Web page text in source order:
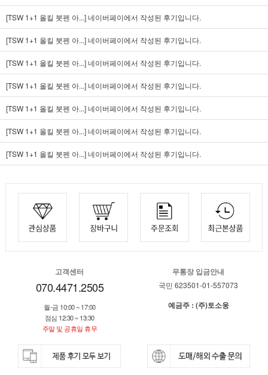
[TSW 1+1 올킬 붓펜 아...]네이버페이에서 작성된 후기입니다.
[TSW 1+1 올킬 붓펜 아...]네이버페이에서 작성된 후기입니다.
[TSW 1+1 올킬 붓펜 아...]네이버페이에서 작성된 후기입니다.
[TSW 1+1 올킬 붓펜 아...]네이버페이에서 작성된 후기입니다.
[TSW 1+1 올킬 붓펜 아...]네이버페이에서 작성된 후기입니다.
[TSW 1+1 올킬 붓펜 아...]네이버페이에서 작성된 후기입니다.
[TSW 1+1 올킬 붓펜 아...]네이버페이에서 작성된 후기입니다.
고객센터
070.4471.2505
월-금 10:00 ~ 17:00
점심 12:30 ~ 13:30
주말 및 공휴일 휴무
무통장 입금안내
국민 623501-01-557073
예금주 : (주)토소웅